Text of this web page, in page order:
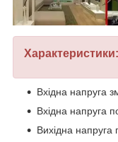
Характеристики:
Вхідна напруга
Вхідна напруга
Вихідна напруга